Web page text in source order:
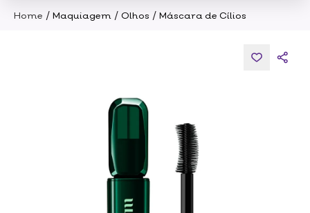
Home / Maquiagem / Olhos / Máscara de Cílios